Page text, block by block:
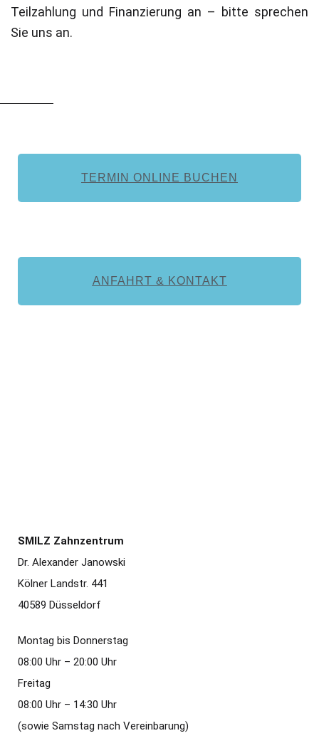
Teilzahlung und Finanzierung an – bitte sprechen
Sie uns an.
TERMIN ONLINE BUCHEN
ANFAHRT & KONTAKT
SMILZ Zahnzentrum
Dr. Alexander Janowski
Kölner Landstr. 441
40589 Düsseldorf
Montag bis Donnerstag
08:00 Uhr – 20:00 Uhr
Freitag
08:00 Uhr – 14:30 Uhr
(sowie Samstag nach Vereinbarung)